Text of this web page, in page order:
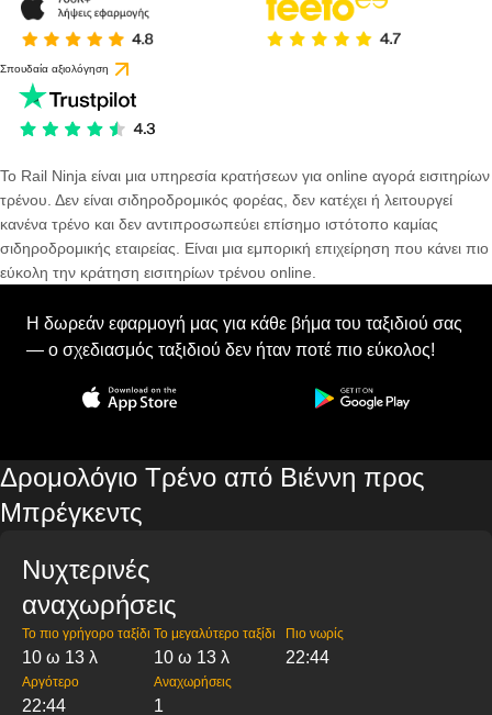
Σπουδαία αξιολόγηση
Το Rail Ninja είναι μια υπηρεσία κρατήσεων για online αγορά εισιτηρίων
τρένου. Δεν είναι σιδηροδρομικός φορέας, δεν κατέχει ή λειτουργεί
κανένα τρένο και δεν αντιπροσωπεύει επίσημο ιστότοπο καμίας
σιδηροδρομικής εταιρείας. Είναι μια εμπορική επιχείρηση που κάνει πιο
εύκολη την κράτηση εισιτηρίων τρένου online.
Η δωρεάν εφαρμογή μας για κάθε βήμα του ταξιδιού σας
— ο σχεδιασμός ταξιδιού δεν ήταν ποτέ πιο εύκολος!
Δρομολόγιο Τρένο από Βιέννη προς
Μπρέγκεντς
Νυχτερινές
αναχωρήσεις
Το πιο γρήγορο ταξίδι
10 ω 13 λ
Το μεγαλύτερο ταξίδι
10 ω 13 λ
Πιο νωρίς
22:44
Αργότερο
22:44
Αναχωρήσεις
1